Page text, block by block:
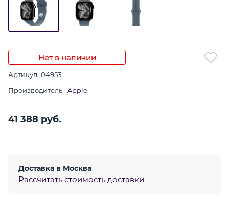
Нет в наличии
Артикул: 04953
Производитель : Apple
41 388 руб.
Доставка в Москва
Рассчитать стоимость доставки